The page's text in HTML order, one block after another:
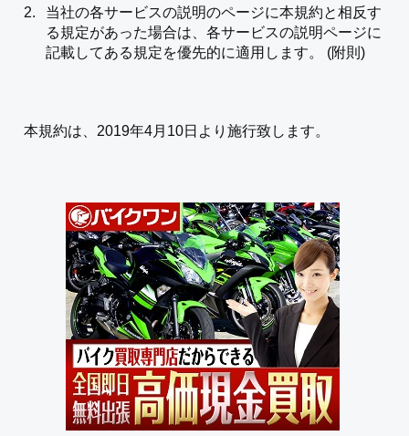
当社の各サービスの説明のページに本規約と相反す
る規定があった場合は、各サービスの説明ページに
記載してある規定を優先的に適用します。 (附則)
本規約は、2019年4月10日より施行致します。